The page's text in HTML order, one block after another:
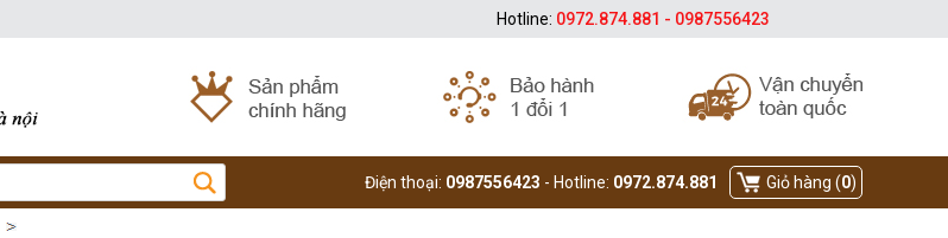
Giỏ hàng (0)
Điện thoại: 0987556423 - Hotline: 0972.874.881
Hotline: 0972.874.881 - 0987556423